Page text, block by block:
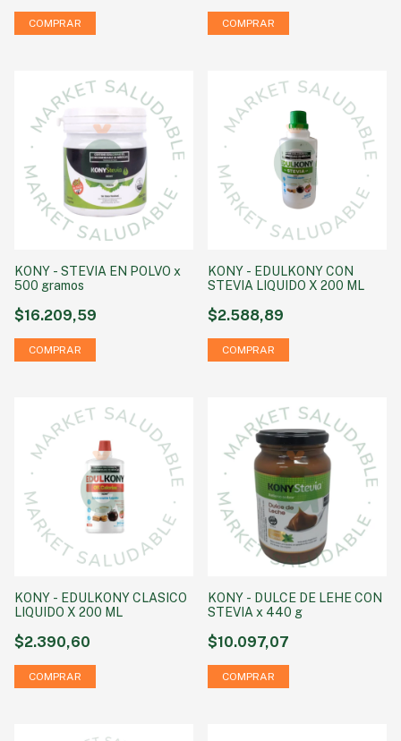
KONY - STEVIA EN POLVO x
500 gramos
$16.209,59
KONY - EDULKONY CON
STEVIA LIQUIDO X 200 ML
$2.588,89
KONY - EDULKONY CLASICO
LIQUIDO X 200 ML
$2.390,60
KONY - DULCE DE LEHE CON
STEVIA x 440 g
$10.097,07